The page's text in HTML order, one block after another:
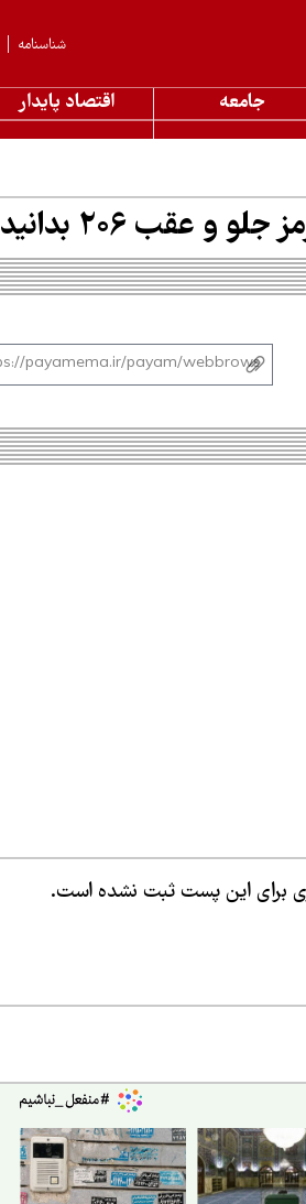
شناسنامه
جامعه اقتصاد پایدار
عقب 206 بدانید
برای این پست ثبت نشده است.